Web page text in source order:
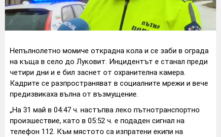
Непълнолетно момиче открадна кола и се заби в ограда
на къща в село до Луковит. Инцидентът е станал преди
четири дни и е бил заснет от охранителна камера.
Кадрите се разпространяват в социалните мрежи и вече
предизвикаха вълна от възмущение.
„На 31 май в 04:47 ч. настъпва леко пътнотранспортно
произшествие, като в 05:52 ч. е подаден сигнал на
телефон 112. Към мястото са изпратени екипи на